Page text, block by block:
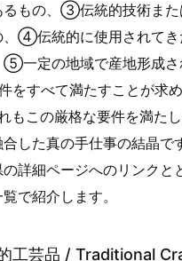
るもの、③伝統的技術また
、④伝統的に使用されてき
⑤一定の地域で産地形成さ
をすべて満たすことが求め
もこの厳格な要件を満た
した真の手仕事の結晶で
詳細ページへのリンクと
で紹介します。
工芸品 / Traditional